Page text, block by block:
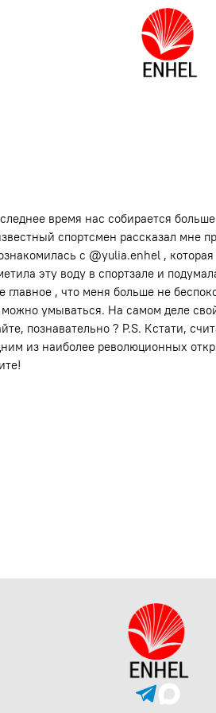
время нас собирается
спортсмен рассказал мне
с @yulia.enhel ,
эту воду в спортзале и
, что меня больше не
умываться. На самом деле
познавательно ? P.S. Кстати,
из наиболее революционных